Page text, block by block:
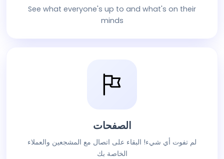
See what everyone's up to and what's on their
minds
الصفحات
لم تفوت أي شيء! البقاء على اتصال مع المشجعين والعملاء
الخاصة بك